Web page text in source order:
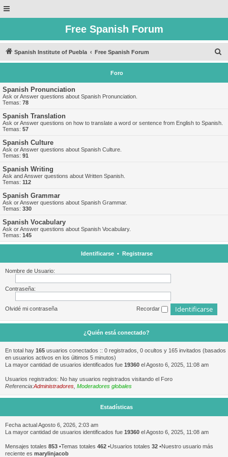
Free Spanish Forum
Spanish Institute of Puebla Free Spanish Forum
u
Foro
Spanish Pronunciation
Ask or Answer questions about Spanish Pronunciation.
Temas: 78
Spanish Translation
Ask or Answer questions on how to translate a word or sentence from English to Spanish.
Temas: 57
Spanish Culture
Ask or Answer questions about Spanish Culture.
Temas: 91
Spanish Writing
Ask and Answer questions about Written Spanish.
Temas: 112
Spanish Grammar
Ask or Answer questions about Spanish Grammar.
Temas: 330
Spanish Vocabulary
Ask or Answer questions about Spanish Vocabulary.
Temas: 145
Identificarse• Registrarse
Nombre de Usuario:
Contraseña:
Olvidé mi contraseña Recordar
¿Quién está conectado?
En total hay 165 usuarios conectados :: 0 registrados, 0 ocultos y 165 invitados (basados
en usuarios activos en los últimos 5 minutos)
La mayor cantidad de usuarios identificados fue 19360 el Agosto 6, 2025, 11:08 am
Usuarios registrados: No hay usuarios registrados visitando el Foro
Referencia:Administradores Moderadores globales
Estadísticas
Fecha actual Agosto 6, 2026, 2:03 am
La mayor cantidad de usuarios identificados fue 19360 el Agosto 6, 2025, 11:08 am
Mensajes totales 853 •Temas totales 462 •Usuarios totales 32 •Nuestro usuario más
reciente es marylinjacob